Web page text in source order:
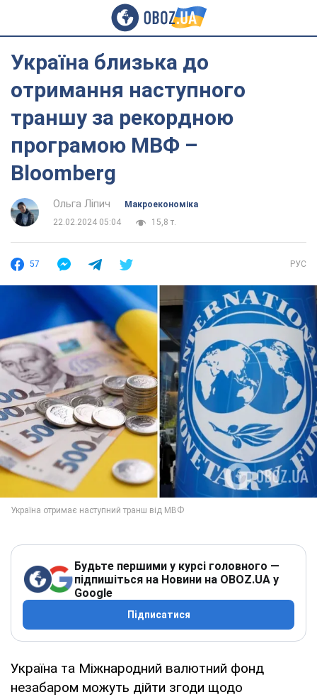
Україна близька до
отримання наступного
траншу за рекордною
програмою МВФ –
Bloomberg
Ольга Ліпич
Mакроекономіка
22.02.2024 05:04
15,8 т.
57 РУС
Будьте першими у курсі головного —
підпишіться на Новини на OBOZ.UA у
Google
Підписатися
Україна та Міжнародний валютний фонд
незабаром можуть дійти згоди щодо